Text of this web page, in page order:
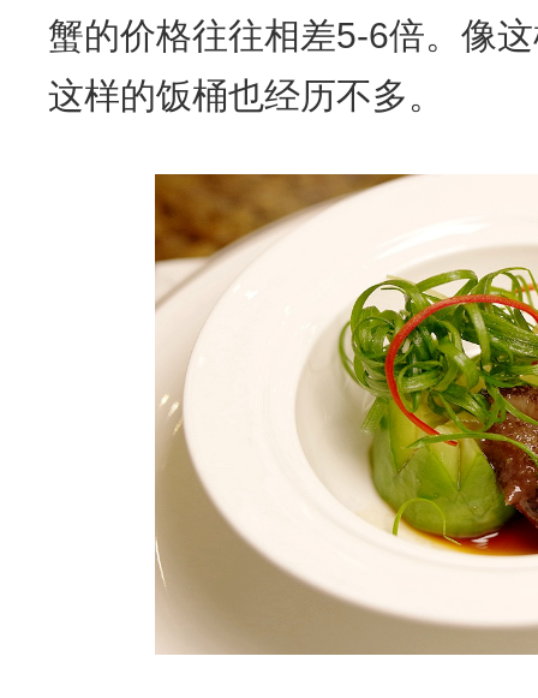
蟹的价格往往相差5-6倍。像
这样的饭桶也经历不多。